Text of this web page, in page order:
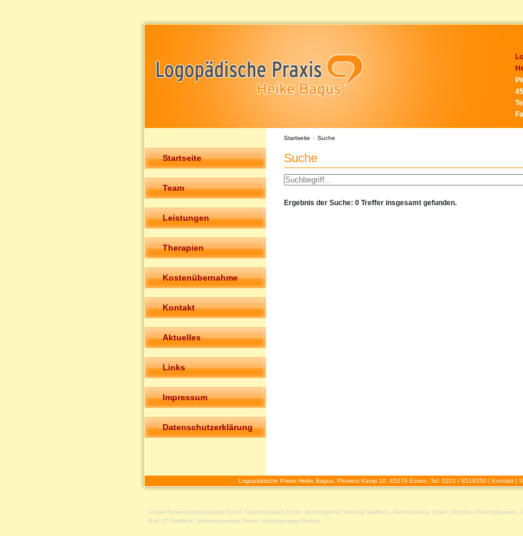
Startseite
Team
Leistungen
Therapien
Kostenübernahme
Kontakt
Aktuelles
Links
Impressum
Datenschutzerklärung
Startseite > Suche
Suche
Ergebnis der Suche: 0 Treffer insgesamt gefunden.
Logopädische Praxis Heike Bagus, Plümers Kamp 10, 45276 Essen, Tel: 0201 / 8516550 | Kontakt |
verbale Entwicklungsdyspraxie Essen Gaumenspalten Essen phonologische Stoerung Gladbeck Gammazismus Essen Autismus Recklinghausen
Marl
CI Gladbeck Stimmstoerungen Essen Hoerstoerungen Bottrop